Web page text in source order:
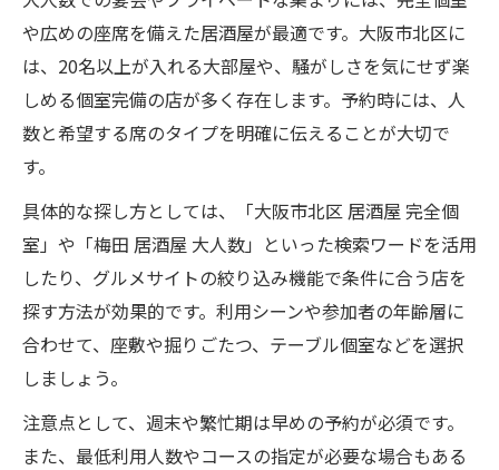
や広めの座席を備えた居酒屋が最適です。大阪市北区に
は、20名以上が入れる大部屋や、騒がしさを気にせず楽
しめる個室完備の店が多く存在します。予約時には、人
数と希望する席のタイプを明確に伝えることが大切で
す。
具体的な探し方としては、「大阪市北区 居酒屋 完全個
室」や「梅田 居酒屋 大人数」といった検索ワードを活用
したり、グルメサイトの絞り込み機能で条件に合う店を
探す方法が効果的です。利用シーンや参加者の年齢層に
合わせて、座敷や掘りごたつ、テーブル個室などを選択
しましょう。
注意点として、週末や繁忙期は早めの予約が必須です。
また、最低利用人数やコースの指定が必要な場合もある